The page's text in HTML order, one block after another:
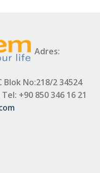
Adres:
Blok No:218/2 34524
Tel: +90 850 346 16 21